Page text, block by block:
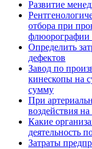
Развитие
отбора при
флюорографии
Определить
дефектов
Завод по
кинескопы на
сумму
При
воздействия
Какие
деятельность
Затраты